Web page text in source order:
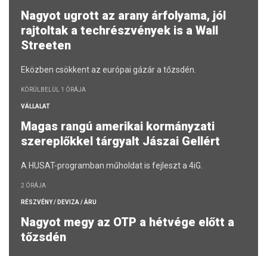
Nagyot ugrott az arany árfolyama, jól
rajtoltak a techrészvények is a Wall
Streeten
Eközben csökkent az európai gázár a tőzsdén.
KÖRÜLBELÜL 1 ÓRÁJA
VÁLLALAT
Magas rangú amerikai kormányzati
szereplőkkel tárgyalt Jászai Gellért
A HUSAT-programban műholdat is fejleszt a 4iG.
2 ÓRÁJA
RÉSZVÉNY / DEVIZA / ÁRU
Nagyot megy az OTP a hétvége előtt a
tőzsdén